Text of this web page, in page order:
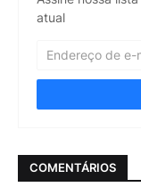
atual
COMENTÁRIOS